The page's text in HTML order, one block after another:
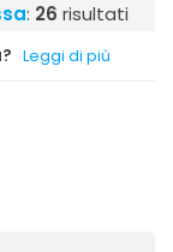
: 26 risultati
Leggi di più